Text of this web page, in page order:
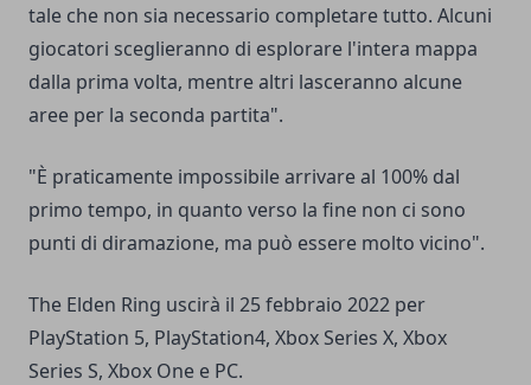
tale che non sia necessario completare tutto. Alcuni
giocatori sceglieranno di esplorare l'intera mappa
dalla prima volta, mentre altri lasceranno alcune
aree per la seconda partita".
"È praticamente impossibile arrivare al 100% dal
primo tempo, in quanto verso la fine non ci sono
punti di diramazione, ma può essere molto vicino".
The Elden Ring uscirà il 25 febbraio 2022 per
PlayStation 5, PlayStation4, Xbox Series X, Xbox
Series S, Xbox One e PC.